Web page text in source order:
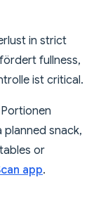
in strict
fullness,
ist critical.
planned snack,
or
app.